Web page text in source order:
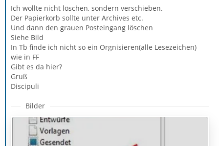
Ich wollte nicht löschen, sondern verschieben.
Der Papierkorb sollte unter Archives etc.
Und dann den grauen Posteingang löschen
Siehe Bild
In Tb finde ich nicht so ein Orgnisieren(alle Lesezeichen)
wie in FF
Gibt es da hier?
Gruß
Discipuli
Bilder